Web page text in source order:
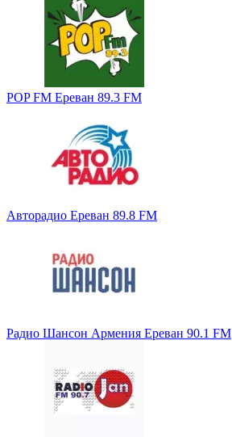
POP FM Ереван 89.3 FM
Авторадио Ереван 89.8 FM
Радио Шансон Армения Ереван 90.1 FM